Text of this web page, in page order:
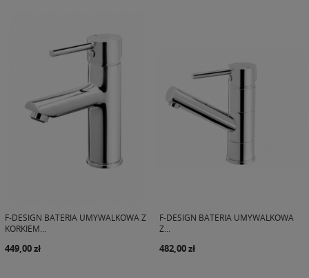
F-DESIGN BATERIA UMYWALKOWA Z
KORKIEM...
449,00 zł
F-DESIGN BATERIA UMYWALKOWA
Z...
482,00 zł